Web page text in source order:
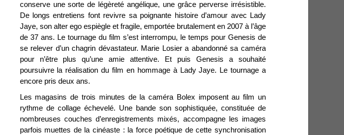
conserve une sorte de légèreté angélique, une grâce perverse irrésistible.
De longs entretiens font revivre sa poignante histoire d’amour avec Lady
Jaye, son alter ego espiègle et fragile, emportée brutalement en 2007 à l’âge
de 37 ans. Le tournage du film s’est interrompu, le temps pour Genesis de
se relever d’un chagrin dévastateur. Marie Losier a abandonné sa caméra
pour n’être plus qu’une amie attentive. Et puis Genesis a souhaité
poursuivre la réalisation du film en hommage à Lady Jaye. Le tournage a
encore pris deux ans.
Les magasins de trois minutes de la caméra Bolex imposent au film un
rythme de collage échevelé. Une bande son sophistiquée, constituée de
nombreuses couches d’enregistrements mixés, accompagne les images
parfois muettes de la cinéaste : la force poétique de cette synchronisation